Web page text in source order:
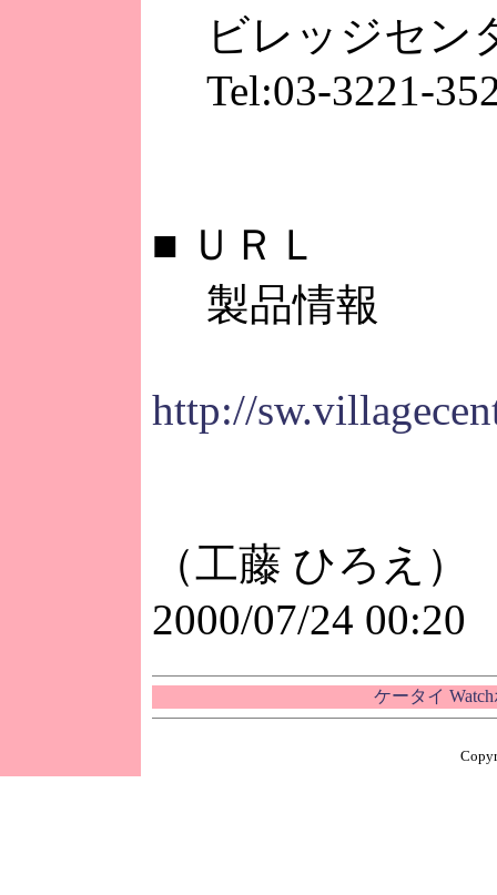
ビレッジセン
Tel:03-3221-
■ ＵＲＬ
製品情報
http://
（工藤 ひろえ）
2000/07/24 00:20
ケータイ